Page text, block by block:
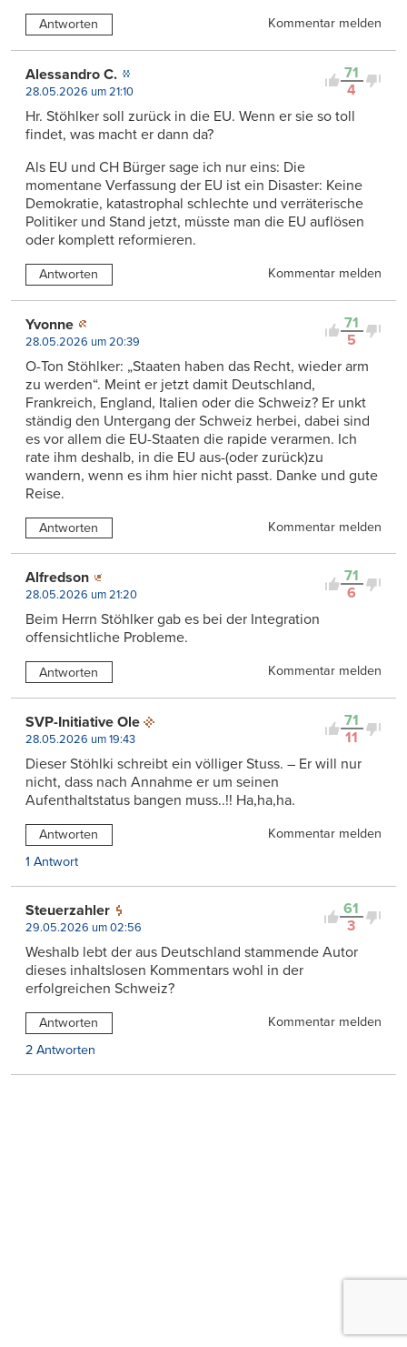
Antworten Kommentar melden
71
4
Alessandro C.
28.05.2026 um 21:10
Hr. Stöhlker soll zurück in die EU. Wenn er sie so toll
findet, was macht er dann da?
Als EU und CH Bürger sage ich nur eins: Die
momentane Verfassung der EU ist ein Disaster: Keine
Demokratie, katastrophal schlechte und verräterische
Politiker und Stand jetzt, müsste man die EU auflösen
oder komplett reformieren.
Antworten Kommentar melden
71
5
Yvonne
28.05.2026 um 20:39
O-Ton Stöhlker: „Staaten haben das Recht, wieder arm
zu werden“. Meint er jetzt damit Deutschland,
Frankreich, England, Italien oder die Schweiz? Er unkt
ständig den Untergang der Schweiz herbei, dabei sind
es vor allem die EU-Staaten die rapide verarmen. Ich
rate ihm deshalb, in die EU aus-(oder zurück)zu
wandern, wenn es ihm hier nicht passt. Danke und gute
Reise.
Antworten Kommentar melden
71
6
Alfredson
28.05.2026 um 21:20
Beim Herrn Stöhlker gab es bei der Integration
offensichtliche Probleme.
Antworten Kommentar melden
71
11
SVP-Initiative Ole
28.05.2026 um 19:43
Dieser Stöhlki schreibt ein völliger Stuss. – Er will nur
nicht, dass nach Annahme er um seinen
Aufenthaltstatus bangen muss..!! Ha,ha,ha.
Antworten
Kommentar melden
1 Antwort
61
3
Steuerzahler
29.05.2026 um 02:56
Weshalb lebt der aus Deutschland stammende Autor
dieses inhaltslosen Kommentars wohl in der
erfolgreichen Schweiz?
Antworten
Kommentar melden
2 Antworten